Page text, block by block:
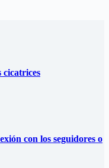
cicatrices
con los seguidores o